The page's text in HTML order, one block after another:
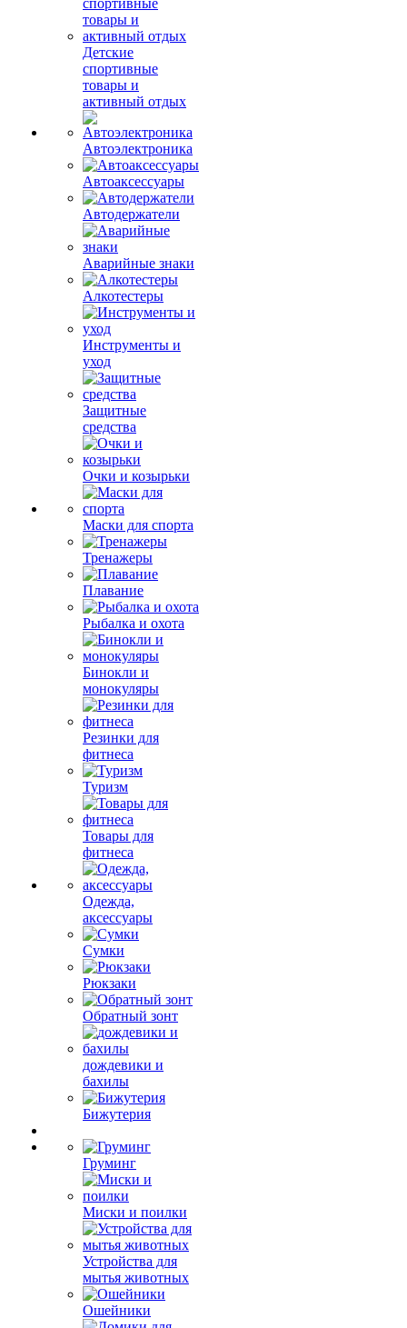
Детские
спортивные
товары и
активный отдых
Автоэлектроника
Автоаксессуары
Автодержатели
Аварийные знаки
Алкотестеры
Инструменты и
уход
Защитные
средства
Очки и козырьки
Маски для спорта
Тренажеры
Плавание
Рыбалка и охота
Бинокли и
монокуляры
Резинки для
фитнеса
Туризм
Товары для
фитнеса
Одежда,
аксессуары
Сумки
Рюкзаки
Обратный зонт
дождевики и
бахилы
Бижутерия
Груминг
Миски и поилки
Устройства для
мытья животных
Ошейники